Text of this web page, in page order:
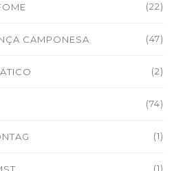
(22)
CAMPONESA (47)
(2)
(74)
(1)
(1)